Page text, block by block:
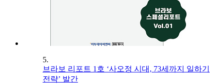
5.
브라보 리포트 1호 ‘사오정 시대, 73세까지 일하기
전략’ 발간